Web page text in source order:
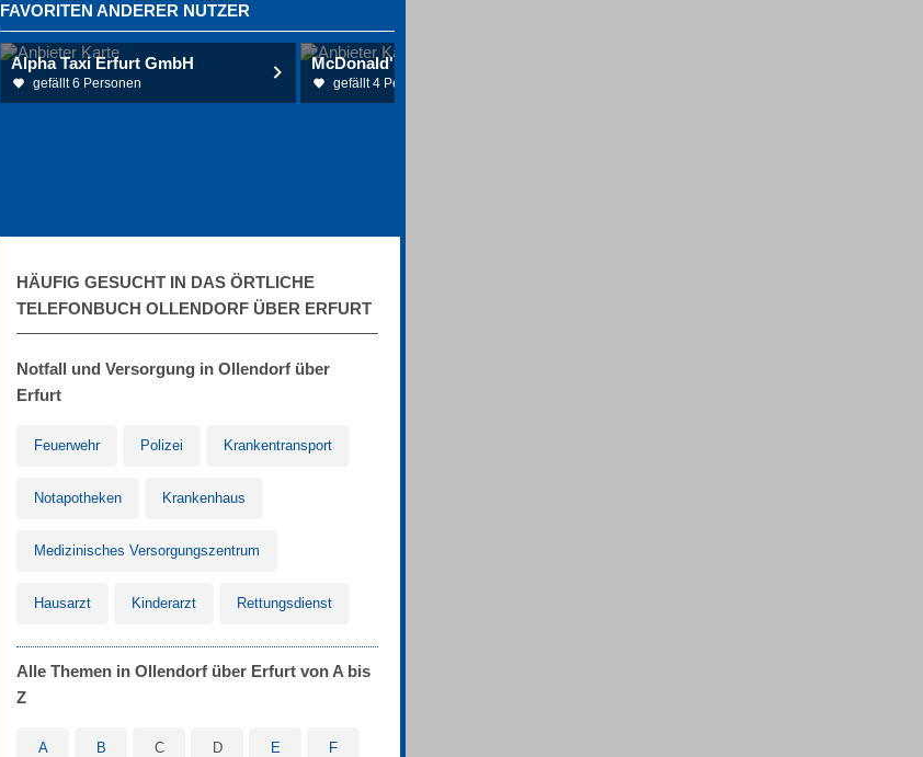
FAVORITEN ANDERER NUTZER
Alpha Taxi Erfurt GmbH
gefällt 6 Personen
McDonald's Restaurant
gefällt 4 Personen
HÄUFIG GESUCHT IN DAS ÖRTLICHE
TELEFONBUCH OLLENDORF ÜBER ERFURT
Notfall und Versorgung in Ollendorf über
Erfurt
Feuerwehr Polizei Krankentransport
Notapotheken Krankenhaus
Medizinisches Versorgungszentrum
Hausarzt Kinderarzt Rettungsdienst
Alle Themen in Ollendorf über Erfurt von A bis
Z
A B C D E F